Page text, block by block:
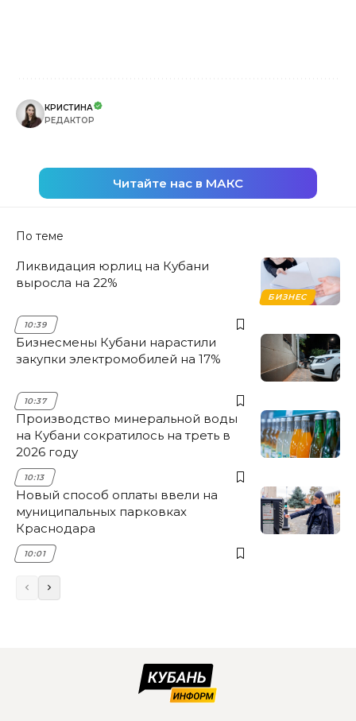
КРИСТИНА
РЕДАКТОР
Читайте нас в МАКС
По теме
БИЗНЕС
Ликвидация юрлиц на Кубани
выросла на 22%
10:39
Бизнесмены Кубани нарастили
закупки электромобилей на 17%
10:37
Производство минеральной воды
на Кубани сократилось на треть в
2026 году
10:13
Новый способ оплаты ввели на
муниципальных парковках
Краснодара
10:01